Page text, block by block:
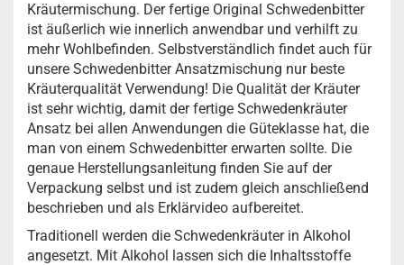
Kräutermischung. Der fertige Original Schwedenbitter
ist äußerlich wie innerlich anwendbar und verhilft zu
mehr Wohlbefinden. Selbstverständlich findet auch für
unsere Schwedenbitter Ansatzmischung nur beste
Kräuterqualität Verwendung! Die Qualität der Kräuter
ist sehr wichtig, damit der fertige Schwedenkräuter
Ansatz bei allen Anwendungen die Güteklasse hat, die
man von einem Schwedenbitter erwarten sollte. Die
genaue Herstellungsanleitung finden Sie auf der
Verpackung selbst und ist zudem gleich anschließend
beschrieben und als Erklärvideo aufbereitet.
Traditionell werden die Schwedenkräuter in Alkohol
angesetzt. Mit Alkohol lassen sich die Inhaltsstoffe